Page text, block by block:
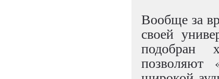
Вообще за
своей
подобран
позволяют